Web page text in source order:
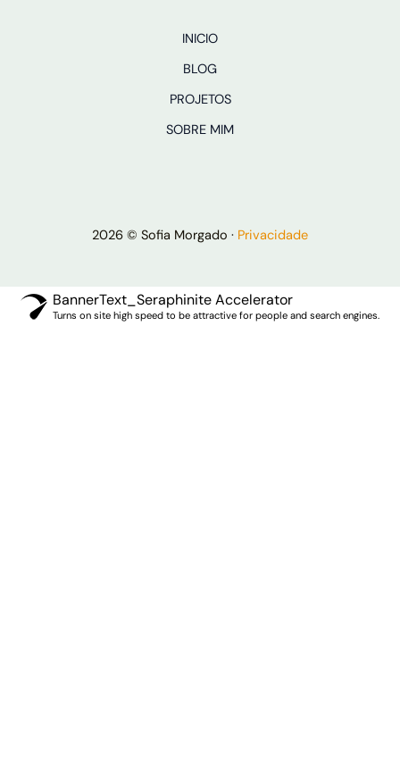
INICIO
BLOG
PROJETOS
SOBRE MIM
2026 © Sofia Morgado · Privacidade
BannerText_Seraphinite Accelerator
Turns on site high speed to be attractive for people and search engines.